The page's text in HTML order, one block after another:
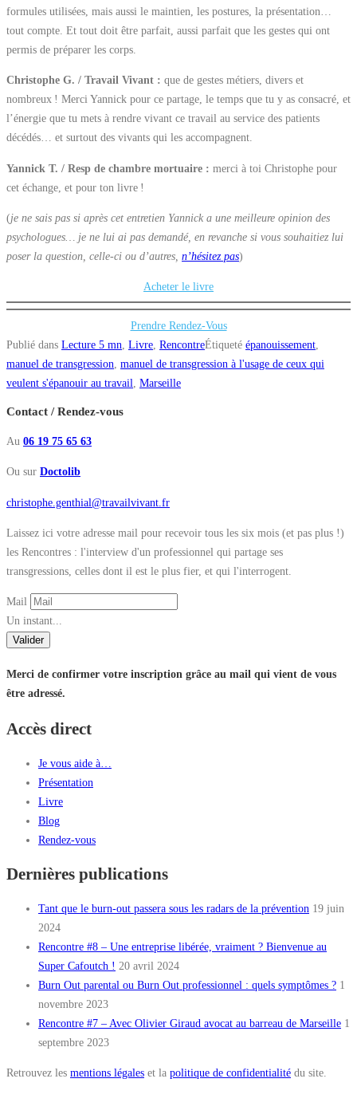
formules utilisées, mais aussi le maintien, les postures, la présentation…
tout compte. Et tout doit être parfait, aussi parfait que les gestes qui ont
permis de préparer les corps.
Christophe G. / Travail Vivant : que de gestes métiers, divers et
nombreux ! Merci Yannick pour ce partage, le temps que tu y as consacré, et
l’énergie que tu mets à rendre vivant ce travail au service des patients
décédés… et surtout des vivants qui les accompagnent.
Yannick T. / Resp de chambre mortuaire : merci à toi Christophe pour
cet échange, et pour ton livre !
(je ne sais pas si après cet entretien Yannick a une meilleure opinion des
psychologues… je ne lui ai pas demandé, en revanche si vous souhaitiez lui
poser la question, celle-ci ou d’autres, n’hésitez pas)
Acheter le livre
Prendre Rendez-Vous
Publié dans Lecture 5 mn, Livre, RencontreÉtiqueté épanouissement,
manuel de transgression, manuel de transgression à l'usage de ceux qui
veulent s'épanouir au travail, Marseille
Contact / Rendez-vous
Au 06 19 75 65 63
Ou sur Doctolib
christophe.genthial@travailvivant.fr
Laissez ici votre adresse mail pour recevoir tous les six mois (et pas plus !)
les Rencontres : l'interview d'un professionnel qui partage ses
transgressions, celles dont il est le plus fier, et qui l'interrogent.
Mail
Un instant...
Valider
Merci de confirmer votre inscription grâce au mail qui vient de vous
être adressé.
Accès direct
Je vous aide à…
Présentation
Livre
Blog
Rendez-vous
Dernières publications
Tant que le burn-out passera sous les radars de la prévention 19 juin
2024
Rencontre #8 – Une entreprise libérée, vraiment ? Bienvenue au
Super Cafoutch ! 20 avril 2024
Burn Out parental ou Burn Out professionnel : quels symptômes ? 1
novembre 2023
Rencontre #7 – Avec Olivier Giraud avocat au barreau de Marseille 1
septembre 2023
Retrouvez les mentions légales et la politique de confidentialité du site.